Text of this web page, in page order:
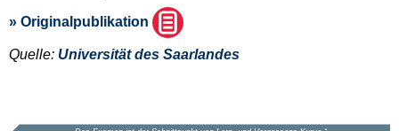
» Originalpublikation
Quelle: Universität des Saarlandes